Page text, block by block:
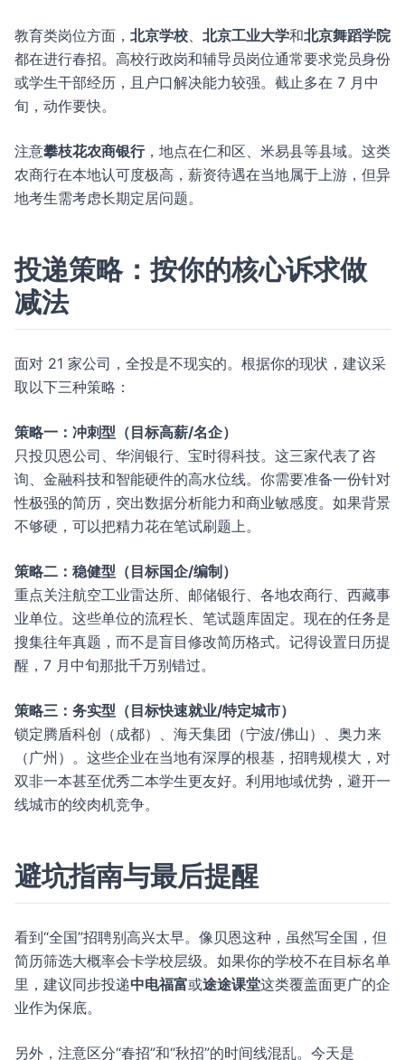
教育类岗位方面， 北京学校、 北京工业大学和北京舞蹈学院
都在进行春招。高校行政岗和辅导员岗位通常要求党员身份
或学生干部经历，且户口解决能力较强。截止多在 7 月中
旬，动作要快。
注意攀枝花农商银行，地点在仁和区、米易县等县域。这类
农商行在本地认可度极高，薪资待遇在当地属于上游，但异
地考生需考虑长期定居问题。
投递策略：按你的核心诉求做
减法
面对 21 家公司，全投是不现实的。根据你的现状，建议采
取以下三种策略：
策略一：冲刺型（目标高薪/名企）
只投贝恩公司、华润银行、宝时得科技。这三家代表了咨
询、金融科技和智能硬件的高水位线。你需要准备一份针对
性极强的简历，突出数据分析能力和商业敏感度。如果背景
不够硬，可以把精力花在笔试刷题上。
策略二：稳健型（目标国企/编制）
重点关注航空工业雷达所、邮储银行、各地农商行、西藏事
业单位。这些单位的流程长、笔试题库固定。现在的任务是
搜集往年真题，而不是盲目修改简历格式。记得设置日历提
醒，7 月中旬那批千万别错过。
策略三：务实型（目标快速就业/特定城市）
锁定腾盾科创（成都）、海天集团（宁波/佛山）、奥力来
（广州）。这些企业在当地有深厚的根基，招聘规模大，对
双非一本甚至优秀二本学生更友好。利用地域优势，避开一
线城市的绞肉机竞争。
避坑指南与最后提醒
看到“全国”招聘别高兴太早。像贝恩这种，虽然写全国，但
简历筛选大概率会卡学校层级。如果你的学校不在目标名单
里，建议同步投递中电福富或途途课堂这类覆盖面更广的企
业作为保底。
另外，注意区分“春招”和“秋招”的时间线混乱。今天是